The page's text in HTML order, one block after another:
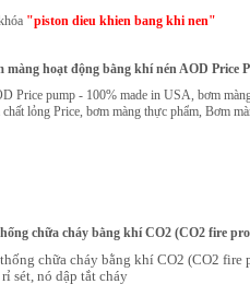
"piston dieu khien bang khi nen"
màng hoạt động bằng khí nén AOD Price
Price pump - 100% made in USA, bơm
chất lỏng Price, bơm màng thực phẩm, Bơm
chữa cháy bằng khí CO2 (CO2 fire
chữa cháy bằng khí CO2 (CO2
sét, nó dập tắt cháy